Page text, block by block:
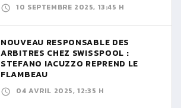
10 SEPTEMBRE 2025, 13:45 H
NOUVEAU RESPONSABLE DES
ARBITRES CHEZ SWISSPOOL :
STEFANO IACUZZO REPREND LE
FLAMBEAU
04 AVRIL 2025, 12:35 H